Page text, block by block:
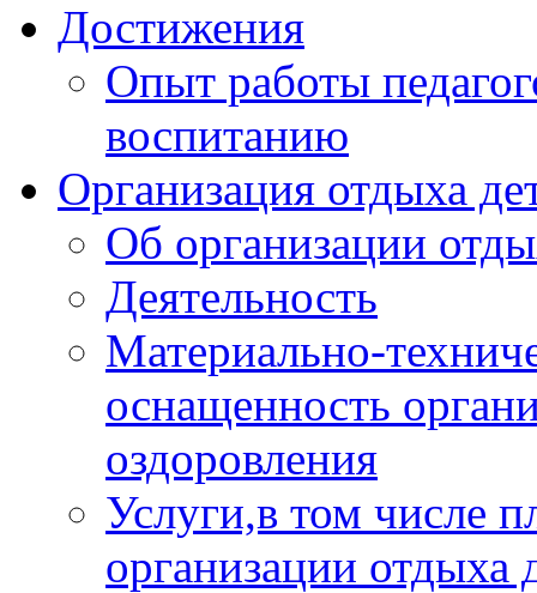
Достижения
Опыт работы
воспитанию
Организация отдыха
Об организации
Деятельность
Материально-
оснащенность
оздоровления
Услуги,в том числе
организации отдыха